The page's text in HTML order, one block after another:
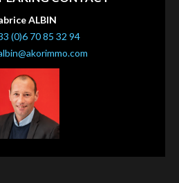
ALBIN
(0)6 70 85 32 94